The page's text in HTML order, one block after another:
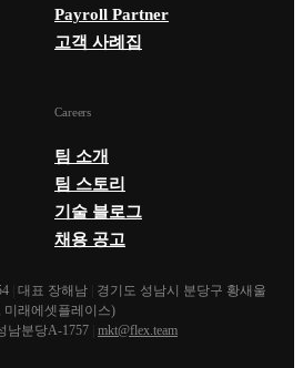
Payroll Partner
고객 사례집
Careers
팀 소개
팀 스토리
기술 블로그
채용 공고
대표 장해남
경기도 성남시 분당구 황새울
미래에셋플레이스)
남분당A-1757 mkt@flex.team